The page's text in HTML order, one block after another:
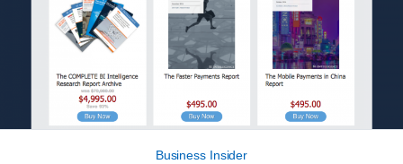
Business Insider